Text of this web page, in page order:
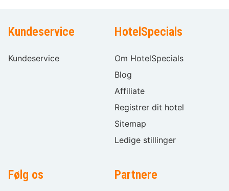
Kundeservice
Kundeservice
HotelSpecials
Om HotelSpecials
Blog
Affiliate
Registrer dit hotel
Sitemap
Ledige stillinger
Følg os Partnere